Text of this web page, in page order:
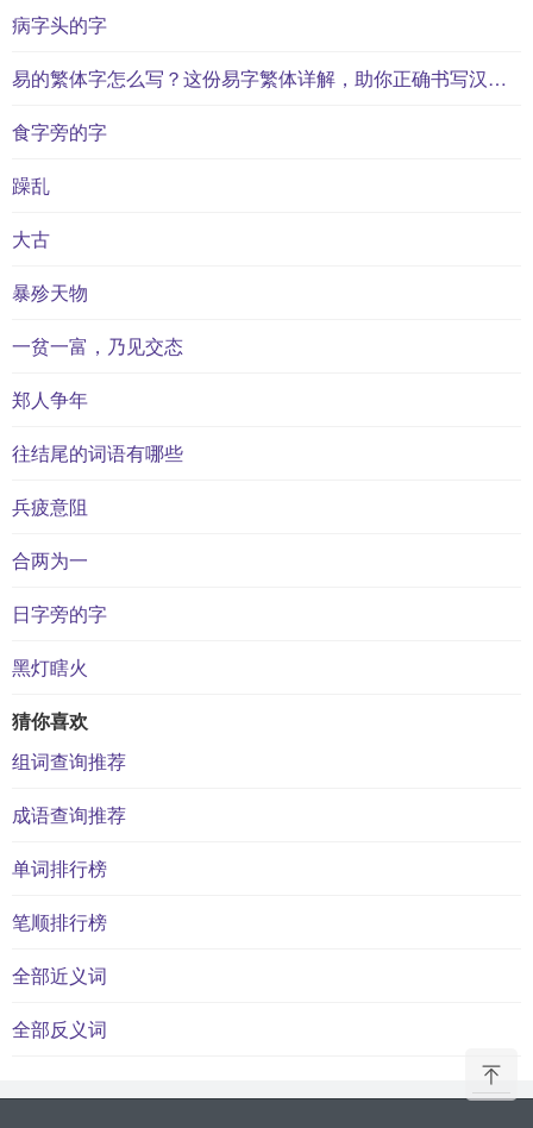
病字头的字
易的繁体字怎么写？这份易字繁体详解，助你正确书写汉字_汉字繁体学习
食字旁的字
躁乱
大古
暴殄天物
一贫一富，乃见交态
郑人争年
往结尾的词语有哪些
兵疲意阻
合两为一
日字旁的字
黑灯瞎火
猜你喜欢
组词查询推荐
成语查询推荐
单词排行榜
笔顺排行榜
全部近义词
全部反义词